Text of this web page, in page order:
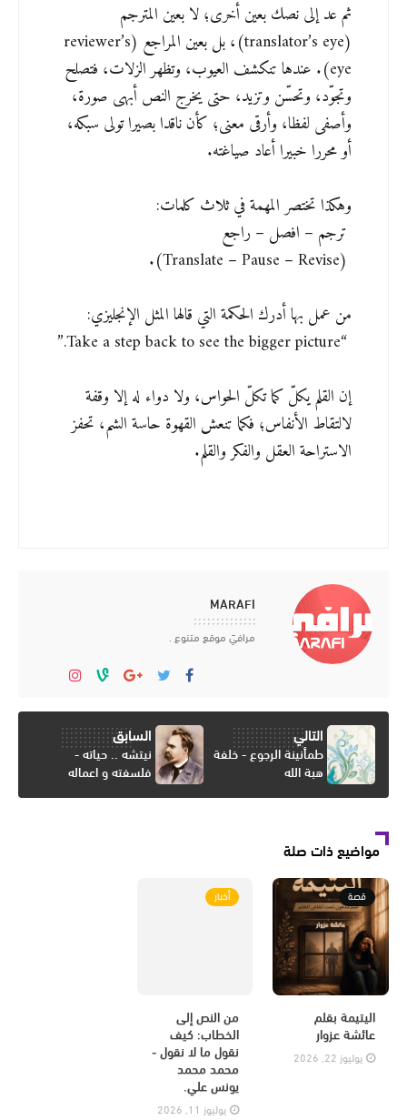
ثم عد إلى نصك بعين أخرى؛ لا بعين المترجم
(translator’s eye)، بل بعين المراجع (reviewer’s
eye). عندها تنكشف العيوب، وتظهر الزلات، فتصلح
وتجوّد، وتحسّن وتزيد، حتى يخرج النص أبهى صورة،
وأصفى لفظا، وأرقى معنى؛ كأن ناقدا بصيرا تولى سبكه،
أو محررا خبيرا أعاد صياغته.
وهكذا تختصر المهمة في ثلاث كلمات:
ترجم – افصل – راجع
(Translate – Pause – Revise).
من عمل بها أدرك الحكمة التي قالها المثل الإنجليزي:
“Take a step back to see the bigger picture.”
إن القلم يكلّ كما تكلّ الحواس، ولا دواء له إلا وقفة
لالتقاط الأنفاس؛ فكما تنعش القهوة حاسة الشم، تحفز
الاستراحة العقل والفكر والقلم.
MARAFI
مرافيَ موقع متنوع .
التالي
طمأنينة الرجوع - خلفة
هبة الله
السابق
نيتشه .. حياته -
فلسفته و اعماله
مواضيع ذات صلة
قصة
اليتيمة بقلم
عائشة عزوار
يوليوز 22, 2026
أخبار
من النص إلى
الخطاب: كيف
نقول ما لا نقول -
محمد محمد
يونس علي.
يوليوز 11, 2026